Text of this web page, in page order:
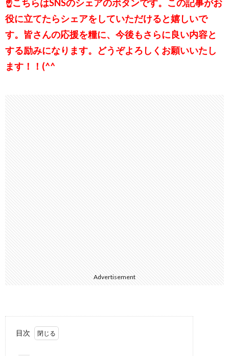
☝こちらはSNSのシェアのボタンです。この記事がお
役に立てたらシェアをしていただけると嬉しいで
す。皆さんの応援を糧に、今後もさらに良い内容と
する励みになります。どうぞよろしくお願いいたし
ます！！(^^
Advertisement
目次